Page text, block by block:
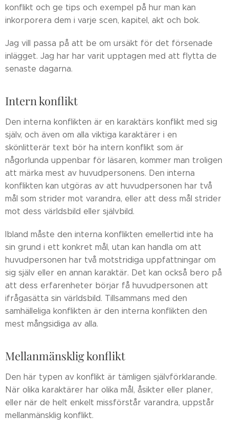
konflikt och ge tips och exempel på hur man kan
inkorporera dem i varje scen, kapitel, akt och bok.
Jag vill passa på att be om ursäkt för det försenade
inlägget. Jag har har varit upptagen med att flytta de
senaste dagarna.
Intern konflikt
Den interna konflikten är en karaktärs konflikt med sig
själv, och även om alla viktiga karaktärer i en
skönlitterär text bör ha intern konflikt som är
någorlunda uppenbar för läsaren, kommer man troligen
att märka mest av huvudpersonens. Den interna
konflikten kan utgöras av att huvudpersonen har två
mål som strider mot varandra, eller att dess mål strider
mot dess världsbild eller självbild.
Ibland måste den interna konflikten emellertid inte ha
sin grund i ett konkret mål, utan kan handla om att
huvudpersonen har två motstridiga uppfattningar om
sig själv eller en annan karaktär. Det kan också bero på
att dess erfarenheter börjar få huvudpersonen att
ifrågasätta sin världsbild. Tillsammans med den
samhälleliga konflikten är den interna konflikten den
mest mångsidiga av alla.
Mellanmänsklig konflikt
Den här typen av konflikt är tämligen självförklarande.
När olika karaktärer har olika mål, åsikter eller planer,
eller när de helt enkelt missförstår varandra, uppstår
mellanmänsklig konflikt.